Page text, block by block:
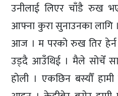
उनीलाई लिएर चाँडै रुख
आफ्ना कुरा सुनाउनका
आज । म परको रुख तिर
उड्दै आउँथिई । मैले सोचेँ
होली । एकछिन बस्यौँ